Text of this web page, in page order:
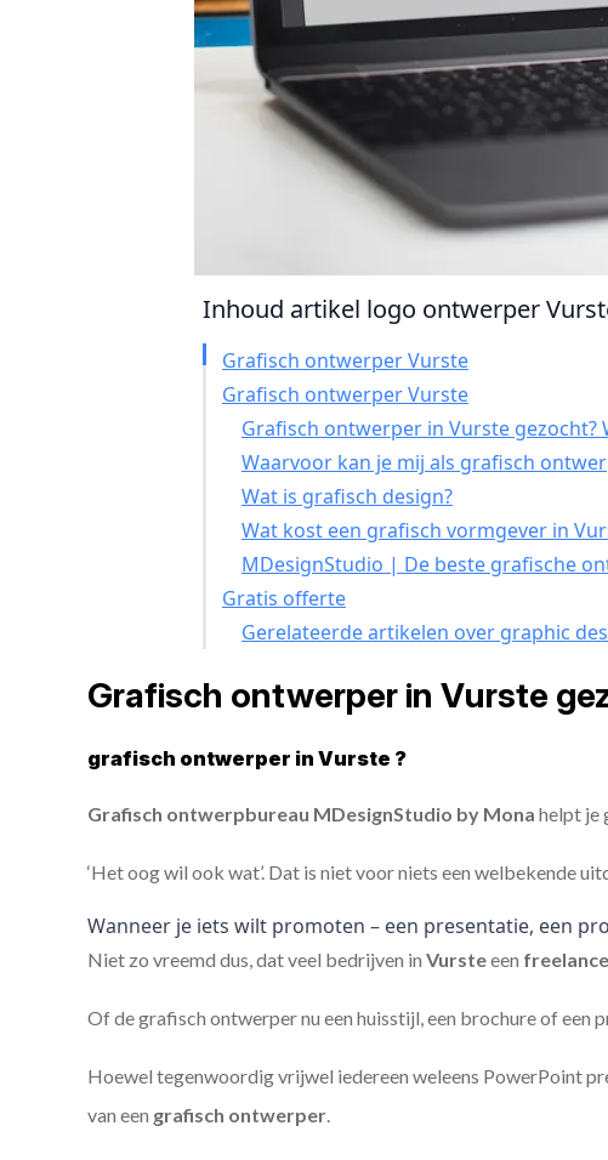
Inhoud artikel logo ontwerper
Grafisch ontwerper Vurste
Grafisch ontwerper Vurste
Grafisch ontwerper in Vurste
Waarvoor kan je mij als grafisch
Wat is grafisch design?
Wat kost een grafisch vormgever in
MDesignStudio | De beste grafische
Gratis offerte
Gerelateerde artikelen over graphic
Grafisch ontwerper in Vurste
grafisch ontwerper in Vurste ?
Grafisch ontwerpbureau MDesignStudio by Mona helpt je
‘Het oog wil ook wat’. Dat is niet voor niets een welbekende
Wanneer je iets wilt promoten – een presentatie, een
Niet zo vreemd dus, dat veel bedrijven in Vursteeen freelance
Of de grafisch ontwerper nu een huisstijl, een brochure of
Hoewel tegenwoordig vrijwel iedereen weleens PowerPoint
van een grafisch ontwerper.